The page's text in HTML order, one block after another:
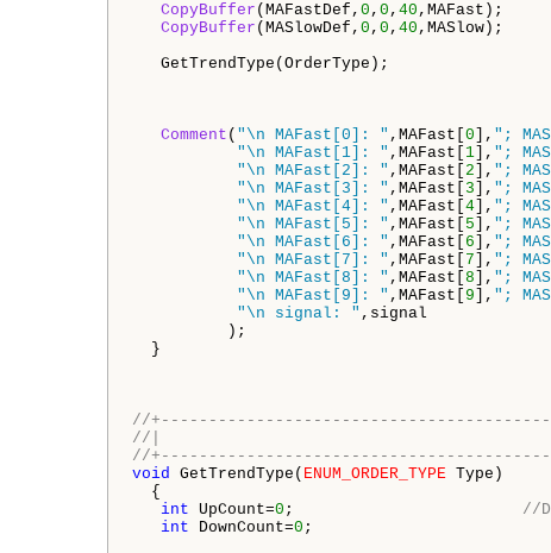
CopyBuffer (MAFastDef, 0 , 0 , 40 ,MAFast);
CopyBuffer (MASlowDef, 0 , 0 , 40 ,MASlow);
GetTrendType(OrderType);
Comment ( "\n MAFast[0]: " ,MAFast[ 0 ], ";
"\n MAFast[1]: " ,MAFast[ 1 ], ";
"\n MAFast[2]: " ,MAFast[ 2 ], ";
"\n MAFast[3]: " ,MAFast[ 3 ], ";
"\n MAFast[4]: " ,MAFast[ 4 ], ";
"\n MAFast[5]: " ,MAFast[ 5 ], ";
"\n MAFast[6]: " ,MAFast[ 6 ], ";
"\n MAFast[7]: " ,MAFast[ 7 ], ";
"\n MAFast[8]: " ,MAFast[ 8 ], ";
"\n MAFast[9]: " ,MAFast[ 9 ], ";
"\n signal: " ,signal
);
}
//
//|
//
void GetTrendType( ENUM_ORDER_TYPE Type)
{
int UpCount=0 ; //
int DownCount=0 ;